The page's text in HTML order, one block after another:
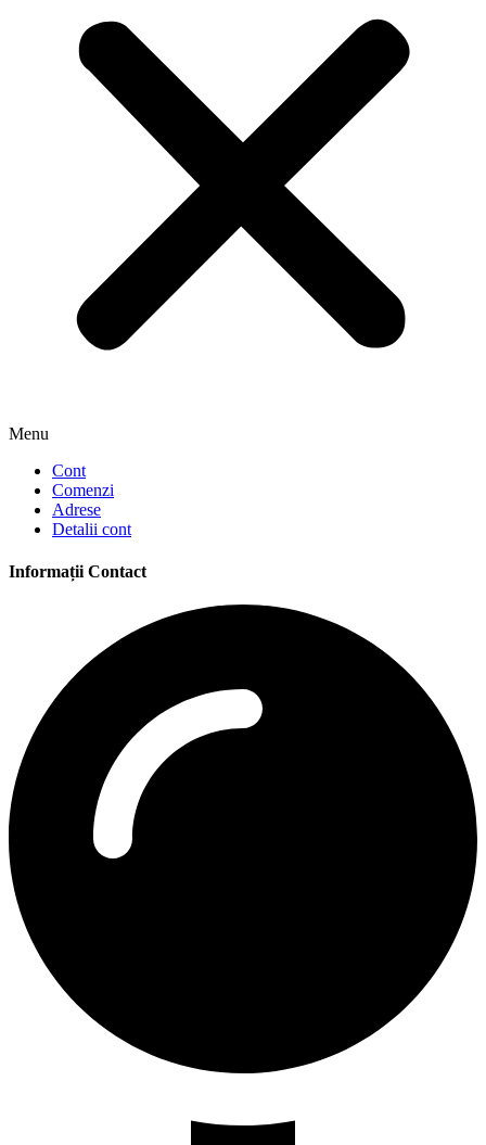
Menu
Cont
Comenzi
Adrese
Detalii cont
Informații Contact